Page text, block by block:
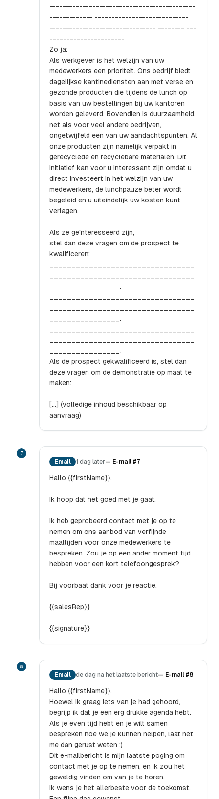
—---—---—---—---—---—---—---—---—--
-—---—---— -------------—---—---—---
—---—---—---—-----—---—--- —---—- ---
----------------------
Zo ja:
Als werkgever is het welzijn van uw
medewerkers een prioriteit. Ons bedrijf biedt
dagelijkse kantinediensten aan met verse en
gezonde producten die tijdens de lunch op
basis van uw bestellingen bij uw kantoren
worden geleverd. Bovendien is duurzaamheid,
net als voor veel andere bedrijven,
ongetwijfeld een van uw aandachtspunten. Al
onze producten zijn namelijk verpakt in
gerecyclede en recyclebare materialen. Dit
initiatief kan voor u interessant zijn omdat u
direct investeert in het welzijn van uw
medewerkers, de lunchpauze beter wordt
begeleid en u uiteindelijk uw kosten kunt
verlagen.
Als ze geïnteresseerd zijn,
stel dan deze vragen om de prospect te
kwalificeren:
________________.
________________.
________________.
Als de prospect gekwalificeerd is, stel dan
deze vragen om de demonstratie op maat te
maken:
[...] (volledige inhoud beschikbaar op
aanvraag)
7
Email 1 dag later— E-mail #7
Hallo {{firstName}},
Ik hoop dat het goed met je gaat.
Ik heb geprobeerd contact met je op te
nemen om ons aanbod van verfijnde
maaltijden voor onze medewerkers te
bespreken. Zou je op een ander moment tijd
hebben voor een kort telefoongesprek?
Bij voorbaat dank voor je reactie.
{{salesRep}}
{{signature}}
8
Email de dag na het laatste bericht— E-mail #8
Hallo {{firstName}},
Hoewel ik graag iets van je had gehoord,
begrijp ik dat je een erg drukke agenda hebt.
Als je even tijd hebt en je wilt samen
bespreken hoe we je kunnen helpen, laat het
me dan gerust weten :)
Dit e-mailbericht is mijn laatste poging om
contact met je op te nemen, en ik zou het
geweldig vinden om van je te horen.
Ik wens je het allerbeste voor de toekomst.